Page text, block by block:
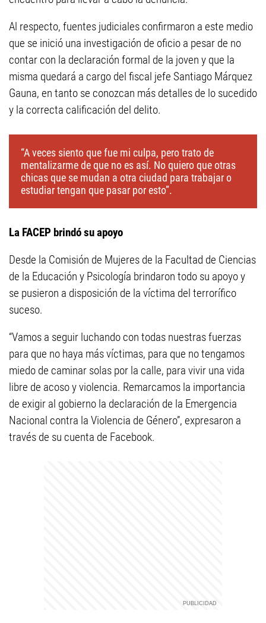
Al respecto, fuentes judiciales confirmaron a este medio
que se inició una investigación de oficio a pesar de no
contar con la declaración formal de la joven y que la
misma quedará a cargo del fiscal jefe Santiago Márquez
Gauna, en tanto se conozcan más detalles de lo sucedido
y la correcta calificación del delito.
“A veces siento que fue mi culpa, pero trato de
mentalizarme de que no es así. No quiero que otras
chicas que se mudan a otra ciudad para trabajar o
estudiar tengan que pasar por esto”.
La FACEP brindó su apoyo
Desde la Comisión de Mujeres de la Facultad de Ciencias
de la Educación y Psicología brindaron todo su apoyo y
se pusieron a disposición de la víctima del terrorífico
suceso.
“Vamos a seguir luchando con todas nuestras fuerzas
para que no haya más víctimas, para que no tengamos
miedo de caminar solas por la calle, para vivir una vida
libre de acoso y violencia. Remarcamos la importancia
de exigir al gobierno la declaración de la Emergencia
Nacional contra la Violencia de Género”, expresaron a
través de su cuenta de Facebook.